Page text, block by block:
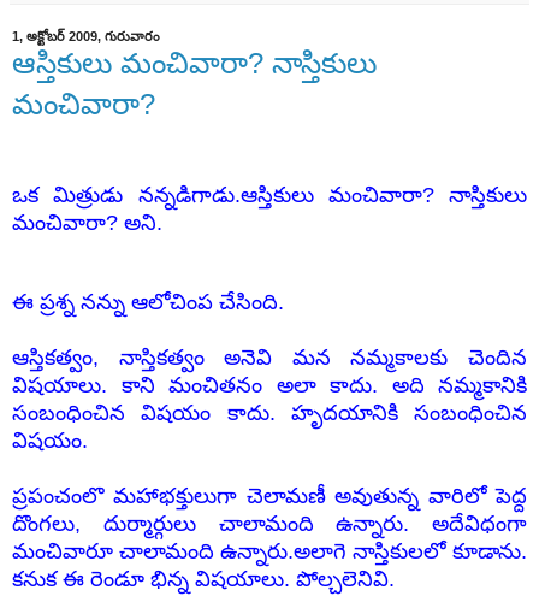
1, అక్టోబర్ 2009, గురువారం
ఆస్తికులు మంచివారా? నాస్తికులు
మంచివారా?
ఒక మిత్రుడు నన్నడిగాడు.ఆస్తికులు మంచివారా? నాస్తికులు
మంచివారా? అని.
ఈ ప్రశ్న నన్ను ఆలోచింప చేసింది.
ఆస్తికత్వం, నాస్తికత్వం అనెవి మన నమ్మకాలకు చెందిన
విషయాలు. కాని మంచితనం అలా కాదు. అది నమ్మకానికి
సంబంధించిన విషయం కాదు. హృదయానికి సంబంధించిన
విషయం.
ప్రపంచంలొ మహాభక్తులుగా చెలామణీ అవుతున్న వారిలో పెద్ద
దొంగలు, దుర్మార్గులు చాలామంది ఉన్నారు. అదేవిధంగా
మంచివారూ చాలామంది ఉన్నారు.అలాగె నాస్తికులలో కూడాను.
కనుక ఈ రెండూ భిన్న విషయాలు. పోల్చలెనివి.